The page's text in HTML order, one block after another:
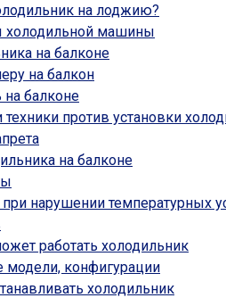
на лоджию?
холодильной машины
на балконе
на балкон
балконе
против установки
на балконе
нарушении температурных
работать холодильник
модели, конфигурации
холодильник